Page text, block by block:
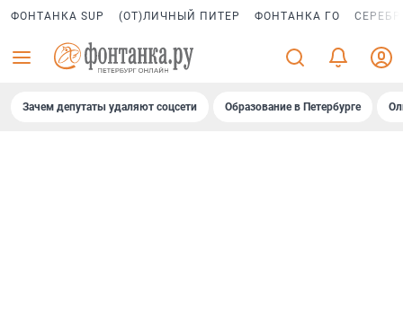
ФОНТАНКА SUP (ОТ)ЛИЧНЫЙ ПИТЕР ФОНТАНКА ГО
Зачем депутаты удаляют соцсети Образование в Петербурге